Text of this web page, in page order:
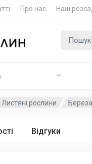
Про нас Наш
Пошук
Листяні рослини
Відгуки